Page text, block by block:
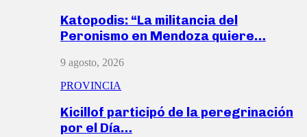
Katopodis: “La militancia del
Peronismo en Mendoza quiere…
9 agosto, 2026
PROVINCIA
Kicillof participó de la peregrinación
por el Día…